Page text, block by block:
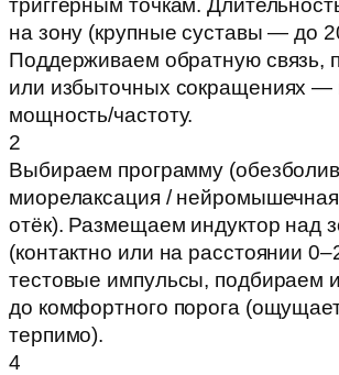
на зону (крупные суставы — до
Поддерживаем обратную связь,
или избыточных сокращениях —
мощность/частоту.
2
Выбираем программу
миорелаксация /
отёк). Размещаем индуктор над
(контактно или на расстоянии
тестовые импульсы, подбираем
до комфортного порога
терпимо).
4